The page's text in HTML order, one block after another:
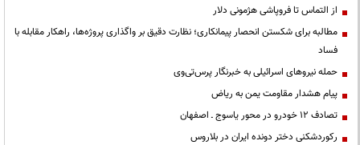
از التماس تا فروپاشی هژمونی دلار
مطالبه برای شکستن انحصار پیمانکاری؛ نظارت دقیق بر واگذاری پروژه‌ها، راهکار مقابله با
فساد
حمله نیروهای اسرائیلی به خبرنگار پرس‌تی‌وی
پیام هشدار مقاومت یمن به ریاض
تصادف ۱۲ خودرو در محور یاسوج ـ اصفهان
رکوردشکنی دختر دونده ایران در بلاروس